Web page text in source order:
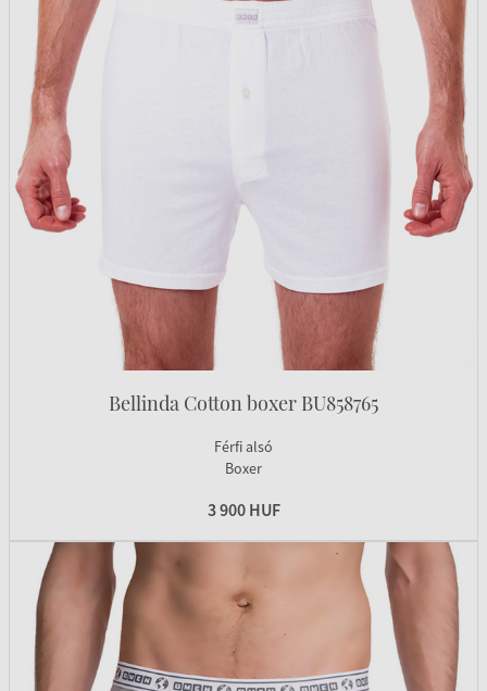
Bellinda Cotton boxer BU858765
Férfi alsó
Boxer
3 900 HUF